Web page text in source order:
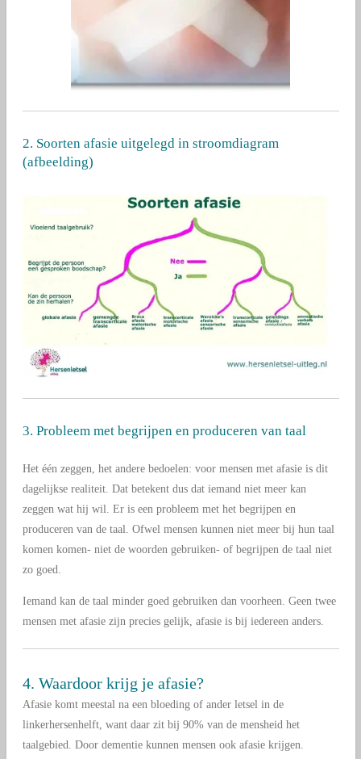
2. Soorten afasie uitgelegd in stroomdiagram
(afbeelding)
3. Probleem met begrijpen en produceren van taal
Het één zeggen, het andere bedoelen: voor mensen met afasie is dit
dagelijkse realiteit. Dat betekent dus dat iemand niet meer kan
zeggen wat hij wil. Er is een probleem met het begrijpen en
produceren van de taal. Ofwel mensen kunnen niet meer bij hun taal
komen komen- niet de woorden gebruiken- of begrijpen de taal niet
zo goed.
Iemand kan de taal minder goed gebruiken dan voorheen. Geen twee
mensen met afasie zijn precies gelijk, afasie is bij iedereen anders.
4. Waardoor krijg je afasie?
Afasie komt meestal na een bloeding of ander letsel in de
linkerhersenhelft, want daar zit bij 90% van de mensheid het
taalgebied. Door dementie kunnen mensen ook afasie krijgen.